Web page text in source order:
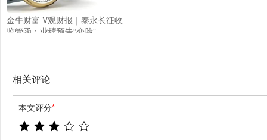
金牛财富 V观财报｜泰永长征收
监管函：业绩预告“变脸”
相关评论
本文评分*